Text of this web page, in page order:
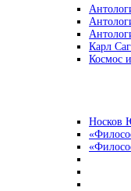
Карл
Космос
Носков